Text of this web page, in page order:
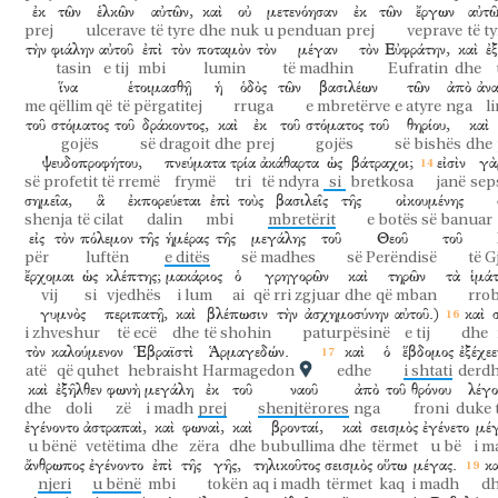
ἐκ
prej
τῶν ἑλκῶν
ulcerave
αὐτῶν,
të tyre
καὶ
dhe
οὐ
nuk
μετενόησαν
u penduan
ἐκ
prej
τῶν ἔργων
veprave të
τὴν φιάλην
tasin
αὐτοῦ
e tij
ἐπὶ
mbi
τὸν ποταμὸν
lumin
τὸν μέγαν
të madhin
τὸν Εὐφράτην,
Eufratin
καὶ
dhe
ἵνα
me qëllim që
ἑτοιμασθῇ
të përgatitej
ἡ ὁδὸς
rruga
τῶν βασιλέων
e mbretërve
τῶν
e atyre
ἀπὸ
nga
τοῦ στόματος
gojës
τοῦ δράκοντος,
së dragoit
καὶ
dhe
ἐκ
prej
τοῦ στόματος
gojës
τοῦ θηρίου,
së bishës
καὶ
dhe
ψευδοπροφήτου,
së profetit të rremë
πνεύματα
frymë
τρία
tri
ἀκάθαρτα
të ndyra
ὡς
si
βάτραχοι;
bretkosa
εἰσὶν
janë
σημεῖα,
shenja
ἃ
të cilat
ἐκπορεύεται
dalin
ἐπὶ
mbi
τοὺς βασιλεῖς
mbretërit
τῆς οἰκουμένης
e botës së banuar
εἰς
për
τὸν πόλεμον
luftën
τῆς ἡμέρας
e ditës
τῆς μεγάλης
së madhes
τοῦ Θεοῦ
së Perëndisë
τοῦ
të
ἔρχομαι
vij
ὡς
si
κλέπτης;
vjedhës
μακάριος
i lum
ὁ
ai
γρηγορῶν
që rri zgjuar
καὶ
dhe
τηρῶν
që mban
τὰ
γυμνὸς
i zhveshur
περιπατῇ,
të ecë
καὶ
dhe
βλέπωσιν
të shohin
τὴν ἀσχημοσύνην
paturpësinë
αὐτοῦ.)
e tij
καὶ
dhe
τὸν
atë
καλούμενον
që quhet
Ἑβραϊστὶ
hebraisht
Ἁρμαγεδών.
Harmagedon
καὶ
edhe
ὁ ἕβδομος
i shtati
καὶ
dhe
ἐξῆλθεν
doli
φωνὴ
zë
μεγάλη
i madh
ἐκ
prej
τοῦ ναοῦ
shenjtërores
ἀπὸ
nga
τοῦ θρόνου
froni duke
ἐγένοντο
u bënë
ἀστραπαὶ,
vetëtima
καὶ
dhe
φωναὶ,
zëra
καὶ
dhe
βρονταί,
bubullima
καὶ
dhe
σεισμὸς
tërmet
ἐγένετο
u bë i
ἄνθρωπος
njeri
ἐγένοντο
u bënë
ἐπὶ
mbi
τῆς γῆς,
tokën
τηλικοῦτος
aq i madh
σεισμὸς
tërmet
οὕτω
kaq
μέγας.
i madh